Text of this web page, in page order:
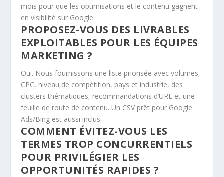
mois pour que les optimisations et le contenu gagnent
en visibilité sur Google.
PROPOSEZ-VOUS DES LIVRABLES
EXPLOITABLES POUR LES ÉQUIPES
MARKETING ?
Oui. Nous fournissons une liste priorisée avec volumes,
CPC, niveau de compétition, pays et industrie, des
clusters thématiques, recommandations d’URL et une
feuille de route de contenu. Un CSV prêt pour Google
Ads/Bing est aussi inclus.
COMMENT ÉVITEZ-VOUS LES
TERMES TROP CONCURRENTIELS
POUR PRIVILÉGIER LES
OPPORTUNITÉS RAPIDES ?